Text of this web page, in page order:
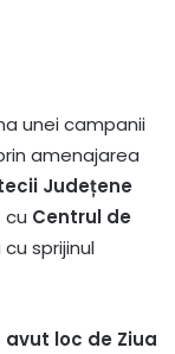
unei campanii
amenajarea
Județene
cu Centrul de
sprijinul
loc de Ziua